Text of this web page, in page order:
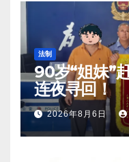
法制
90岁“姐妹”
连夜寻回！
2026年8月6日